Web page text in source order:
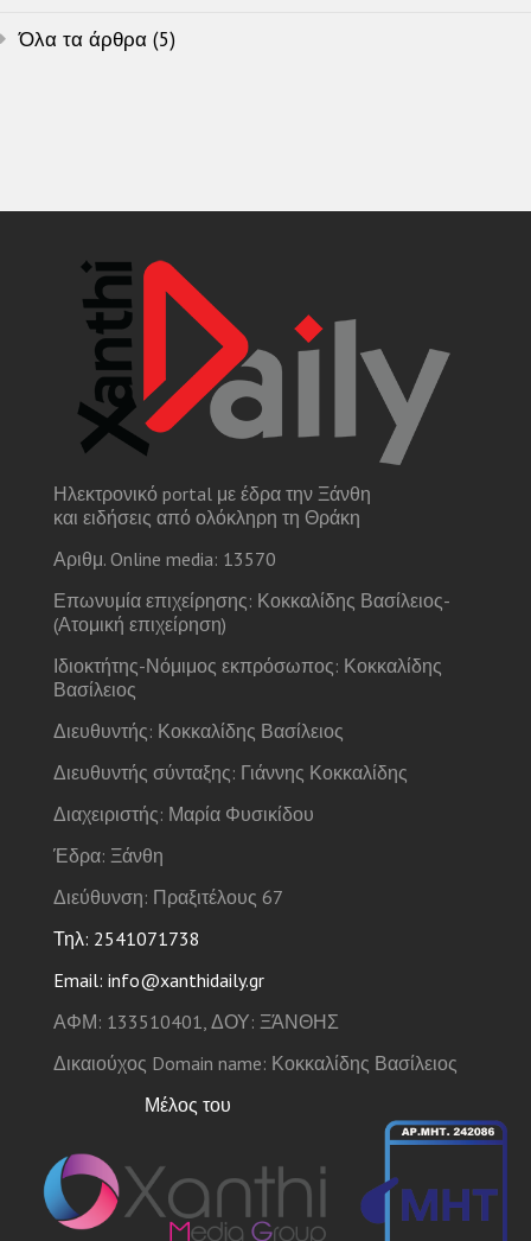
Όλα τα άρθρα (5)
Ηλεκτρονικό portal με έδρα την Ξάνθη
και ειδήσεις από ολόκληρη τη Θράκη
Αριθμ. Online media: 13570
Επωνυμία επιχείρησης: Κοκκαλίδης Βασίλειος-
(Ατομική επιχείρηση)
Ιδιοκτήτης-Νόμιμος εκπρόσωπος: Κοκκαλίδης
Βασίλειος
Διευθυντής: Κοκκαλίδης Βασίλειος
Διευθυντής σύνταξης: Γιάννης Κοκκαλίδης
Διαχειριστής: Μαρία Φυσικίδου
Έδρα: Ξάνθη
Διεύθυνση: Πραξιτέλους 67
Τηλ: 2541071738
Email: info@xanthidaily.gr
ΑΦΜ: 133510401, ΔΟΥ: ΞΆΝΘΗΣ
Δικαιούχος Domain name: Κοκκαλίδης Βασίλειος
Μέλος του